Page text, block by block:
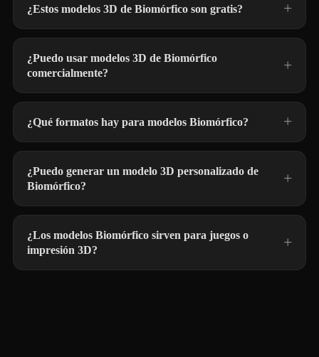
¿Estos modelos 3D de Biomórfico son gratis?
¿Puedo usar modelos 3D de Biomórfico
comercialmente?
¿Qué formatos hay para modelos Biomórfico?
¿Puedo generar un modelo 3D personalizado de
Biomórfico?
¿Los modelos Biomórfico sirven para juegos o
impresión 3D?